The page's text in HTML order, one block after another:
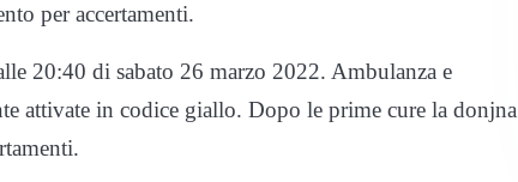
per accertamenti.
20:40 di sabato 26 marzo 2022. Ambulanza e
attivate in codice giallo. Dopo le prime cure la donjna